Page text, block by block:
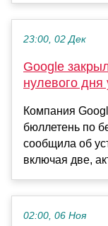
23:00, 02 Дек
Google
нулевого дня
Компания
бюллетень по
сообщила об
включая две,
02:00, 06 Ноя